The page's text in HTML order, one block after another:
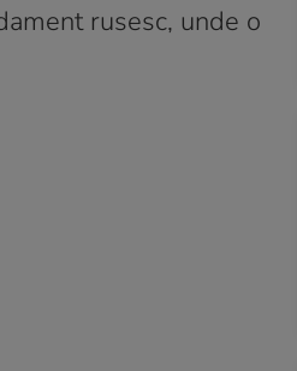
rusesc, unde o